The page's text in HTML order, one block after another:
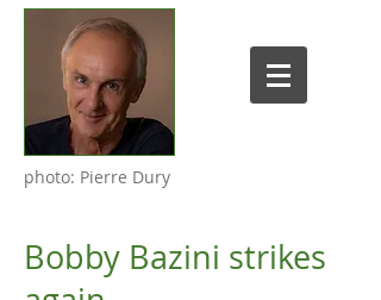
photo: Pierre Dury
Bobby Bazini strikes